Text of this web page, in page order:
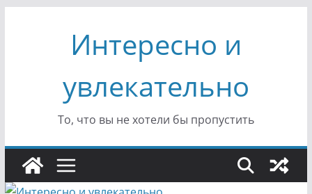
содержимомуИнтересно и
увлекательно
То, что вы не хотели бы пропустить